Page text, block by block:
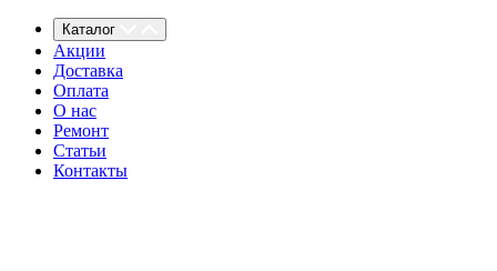
Каталог
Акции
Доставка
Оплата
О нас
Ремонт
Статьи
Контакты